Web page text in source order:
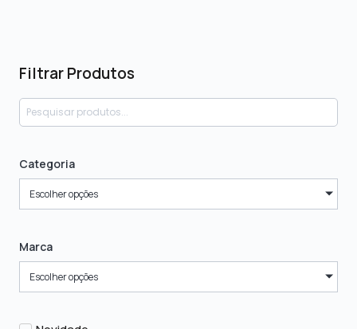
Filtrar Produtos
Categoria
Escolher opções
Marca
Escolher opções